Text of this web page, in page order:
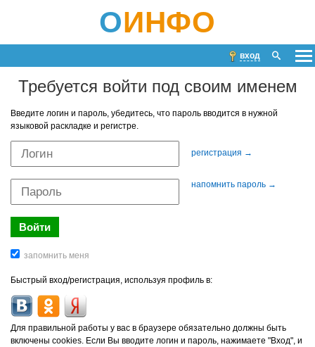
ОИНФО
вход
Требуется войти под своим именем
Введите логин и пароль, убедитесь, что пароль вводится в нужной
языковой раскладке и регистре.
регистрация →
напомнить пароль →
Быстрый вход/регистрация, используя профиль в:
Для правильной работы у вас в браузере обязательно должны быть
включены cookies. Если Вы вводите логин и пароль, нажимаете "Вход", и